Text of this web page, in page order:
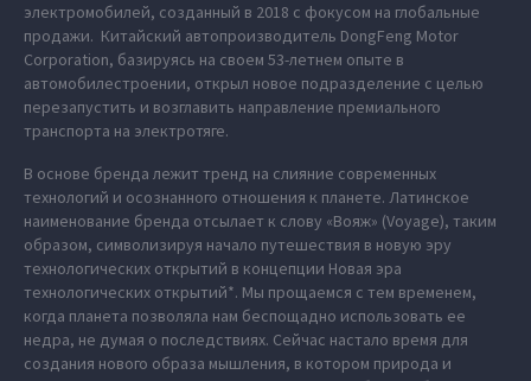
электромобилей, созданный в 2018 с фокусом на глобальные
продажи. Китайский автопроизводитель DongFeng Motor
Corporation, базируясь на своем 53-летнем опыте в
автомобилестроении, открыл новое подразделение с целью
перезапустить и возглавить направление премиального
транспорта на электротяге.
В основе бренда лежит тренд на слияние современных
технологий и осознанного отношения к планете. Латинское
наименование бренда отсылает к слову «Вояж» (Voyage), таким
образом, символизируя начало путешествия в новую эру
технологических открытий в концепции Новая эра
технологических открытий*. Мы прощаемся с тем временем,
когда планета позволяла нам беспощадно использовать ее
недра, не думая о последствиях. Сейчас настало время для
создания нового образа мышления, в котором природа и